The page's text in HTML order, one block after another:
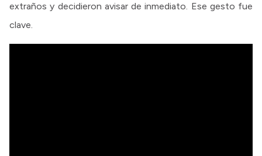
extraños y decidieron avisar de inmediato. Ese gesto fue
clave.